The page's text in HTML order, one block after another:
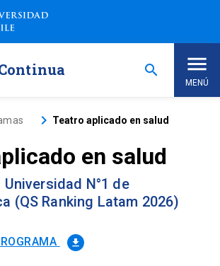
search
MENÚ
keyboard_arrow_right Teatro aplicado en salud
en salud
N°1 de
(QS Ranking Latam 2026)
file_download